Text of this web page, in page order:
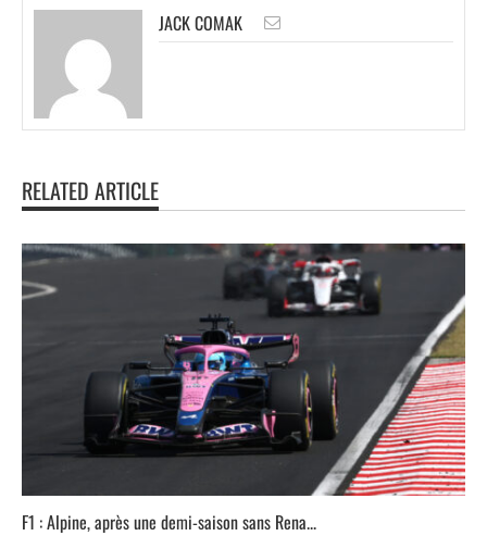
JACK COMAK
RELATED ARTICLE
F1 : Alpine, après une demi-saison sans Rena...